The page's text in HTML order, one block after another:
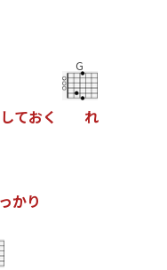
しておく
G
れ
っかり